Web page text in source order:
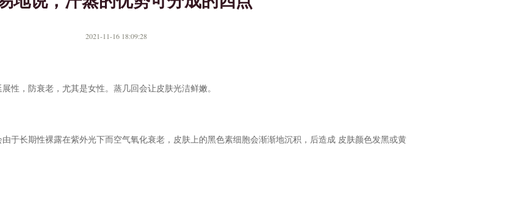
2021-11-16 18:09:28
性，防衰老，尤其是女性。蒸几回会让皮肤光洁鲜嫩。
于长期性裸露在紫外光下而空气氧化衰老，皮肤上的黑色素细胞会渐渐地沉积，后造成 皮肤颜色发黑或黄